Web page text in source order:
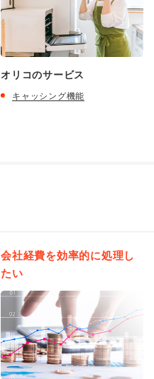
オリコのサービス
キャッシング機能
会社経費を効率的に処理し
たい